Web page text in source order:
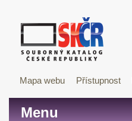
Mapa webu Přístupnost
Menu